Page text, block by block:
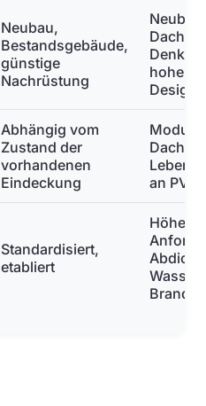
Neubau,
Bestandsgebäude,
günstige
Nachrüstung
Neubau,
hohe
Design
Abhängig vom
Zustand der
vorhandenen
Eindeckung
Module
an PV-
Standardisiert,
etabliert
Höhere